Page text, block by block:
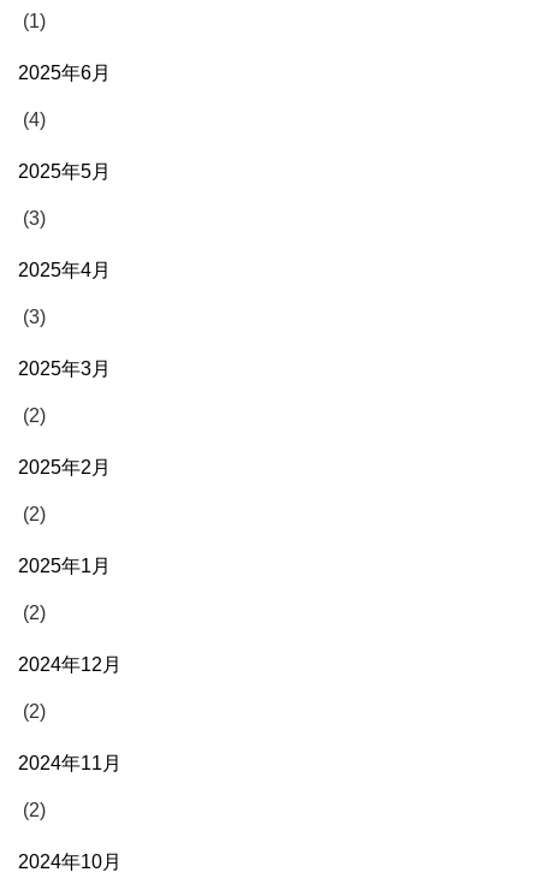
(1)
2025年6月
(4)
2025年5月
(3)
2025年4月
(3)
2025年3月
(2)
2025年2月
(2)
2025年1月
(2)
2024年12月
(2)
2024年11月
(2)
2024年10月